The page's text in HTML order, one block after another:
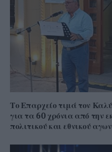
Το Επαρχείο τιμά τον
για τα 60 χρόνια από την
πολιτικού και εθνικού